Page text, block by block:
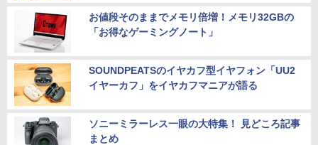
お値段そのままでメモリ倍増！メモリ32GBの
「お得なゲーミングノート」
SOUNDPEATSのイヤカフ型イヤフォン「UU2
イヤーカフ」をイヤカフマニアが語る
ソニーミラーレス一眼の大特集！ 見どころ記事
まとめ